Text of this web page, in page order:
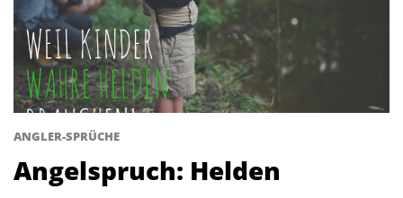
ANGLER-SPRÜCHE
Angelspruch: Helden